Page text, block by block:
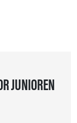
JUNIOREN